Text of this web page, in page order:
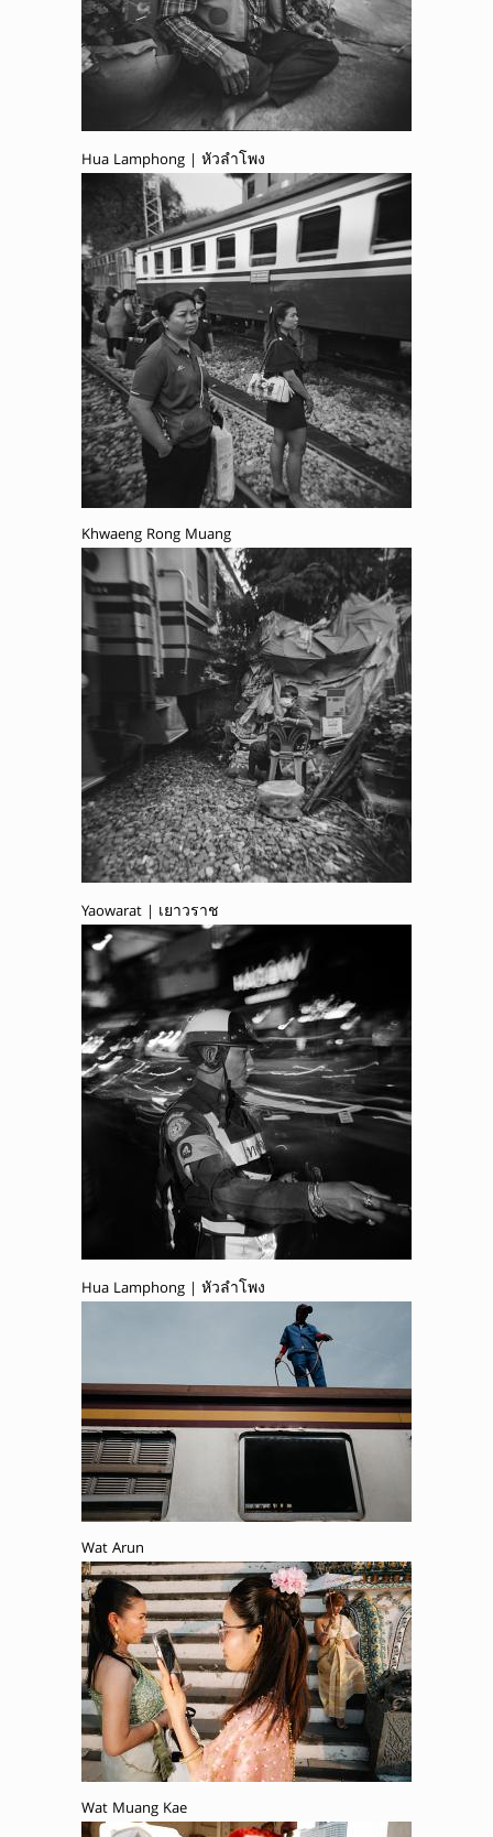
Hua Lamphong | หัวลำโพง
Khwaeng Rong Muang
Yaowarat | เยาวราช
Hua Lamphong | หัวลำโพง
Wat Arun
Wat Muang Kae